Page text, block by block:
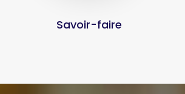
Savoir-faire